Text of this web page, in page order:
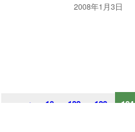
2008年1月3日
< 10 122 123 124